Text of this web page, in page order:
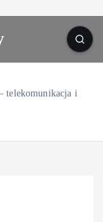
telekomunikacja i